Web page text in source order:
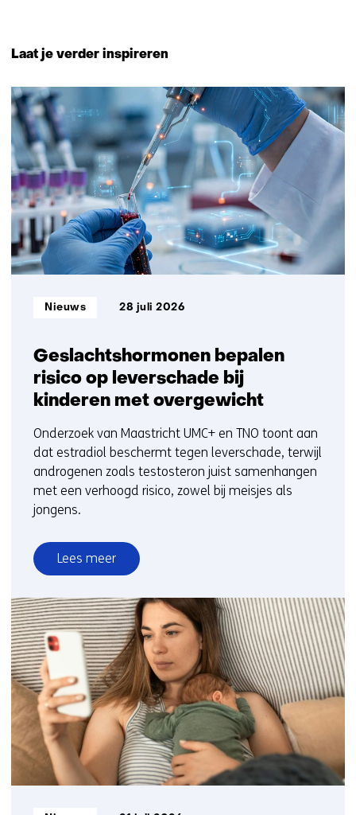
ons
op)
(Neem
contact
met
ons
op)
Laat je verder inspireren
189
resultaten,
getoond
1
t/m
5
Geslachtshormonen bepalen
risico op leverschade bij
kinderen met overgewicht
Informatietype:
Nieuws 28 juli 2026
Onderzoek van Maastricht UMC+ en TNO toont aan
dat estradiol beschermt tegen leverschade, terwijl
androgenen zoals testosteron juist samenhangen
met een verhoogd risico, zowel bij meisjes als
jongens.
Lees meer
over
Geslachtshormonen
bepalen
risico
op
leverschade
bij
kinderen
met
overgewicht
Informatietype: